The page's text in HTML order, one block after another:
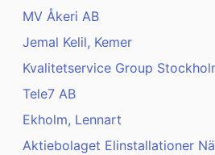
MV Åkeri AB
Jemal Kelil, Kemer
Kvalitetservice Group
Tele7 AB
Ekholm, Lennart
Aktiebolaget Elinstallationer